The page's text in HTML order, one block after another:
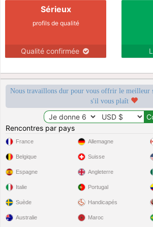
Sérieux
profils de qualité
Qualité confirmée
Nous travaillons dur pour vous offrir le meilleur
s'il vous plaît
Rencontres par pays
France
Belgique
Espagne
Italie
Suède
Allemagne
Suisse
Angleterre
Portugal
Handicapés
Australie Maroc